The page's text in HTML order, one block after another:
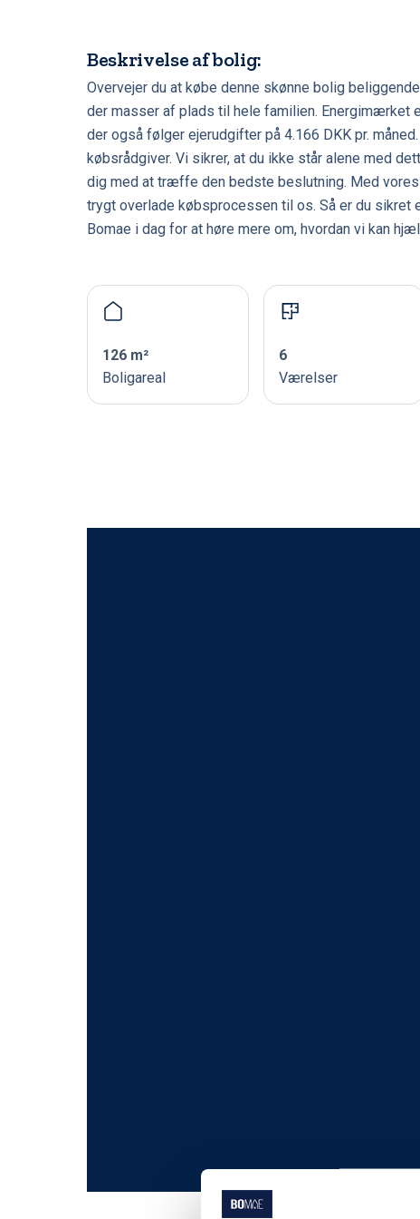
Beskrivelse af bolig:
Overvejer du at købe denne skønne bolig
der masser af plads til hele familien. Energimærket
der også følger ejerudgifter på 4.166 DKK pr.
købsrådgiver. Vi sikrer, at du ikke står alene med
dig med at træffe den bedste beslutning. Med
trygt overlade købsprocessen til os. Så er du
Bomae i dag for at høre mere om, hvordan vi kan
126 m²
Boligareal
6
Værelser